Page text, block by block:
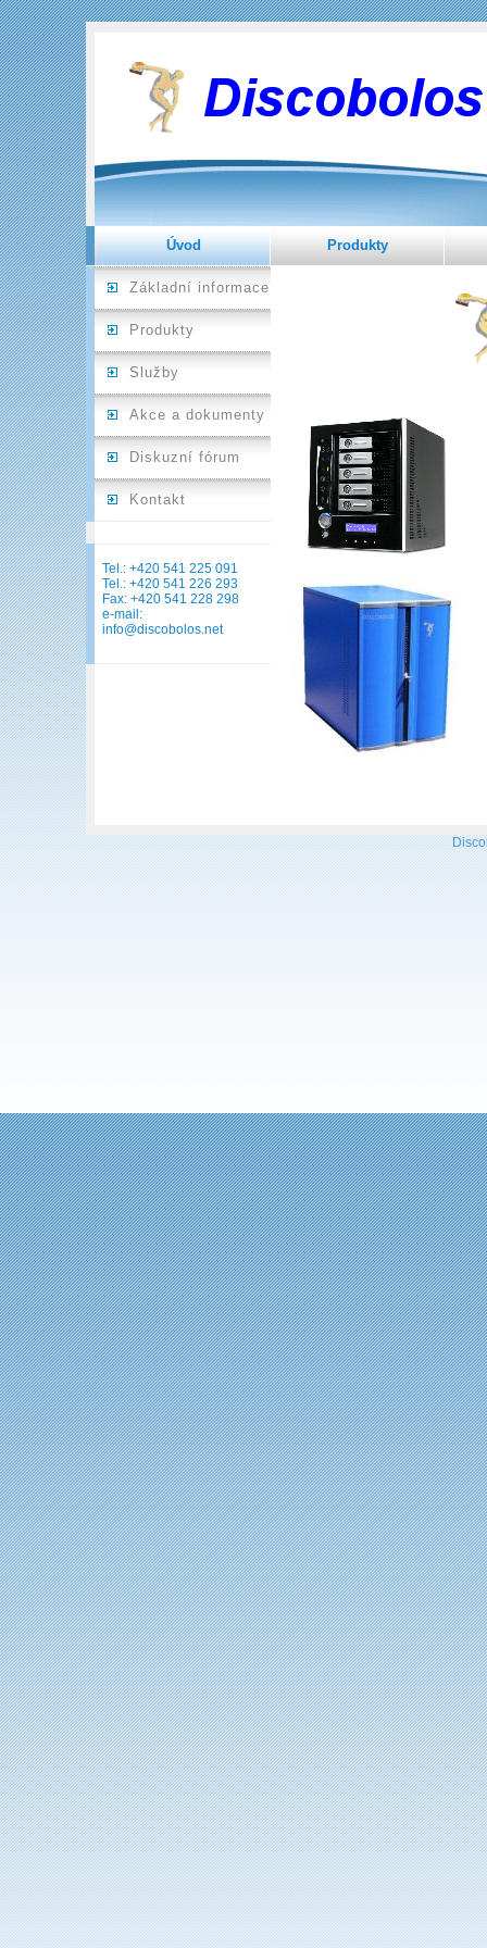
Úvod Produkty
Základní informace
Produkty
Služby
Akce a dokumenty
Diskuzní fórum
Kontakt
Tel.: +420 541 225 091
Tel.: +420 541 226 293
Fax: +420 541 228 298
e-mail:
info@discobolos.net